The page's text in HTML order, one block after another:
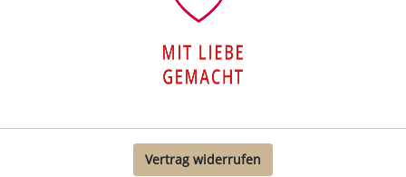
Vertrag widerrufen